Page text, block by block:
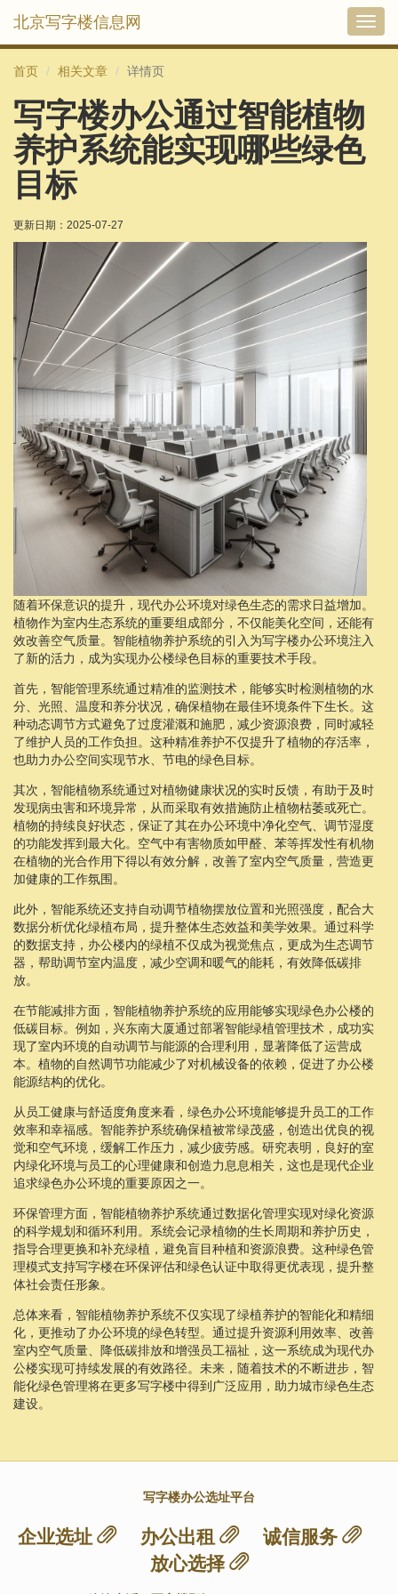
切
北京写字楼信息网
首页 相关文章 详情页
写字楼办公通过智能植物
养护系统能实现哪些绿色
目标
更新日期： 2025-07-27
随着环保意识的提升，现代办公环境对绿色生态的需求日益增加。
植物作为室内生态系统的重要组成部分，不仅能美化空间，还能有
效改善空气质量。智能植物养护系统的引入为写字楼办公环境注入
了新的活力，成为实现办公楼绿色目标的重要技术手段。
首先，智能管理系统通过精准的监测技术，能够实时检测植物的水
分、光照、温度和养分状况，确保植物在最佳环境条件下生长。这
种动态调节方式避免了过度灌溉和施肥，减少资源浪费，同时减轻
了维护人员的工作负担。这种精准养护不仅提升了植物的存活率，
也助力办公空间实现节水、节电的绿色目标。
其次，智能植物系统通过对植物健康状况的实时反馈，有助于及时
发现病虫害和环境异常，从而采取有效措施防止植物枯萎或死亡。
植物的持续良好状态，保证了其在办公环境中净化空气、调节湿度
的功能发挥到最大化。空气中有害物质如甲醛、苯等挥发性有机物
在植物的光合作用下得以有效分解，改善了室内空气质量，营造更
加健康的工作氛围。
此外，智能系统还支持自动调节植物摆放位置和光照强度，配合大
数据分析优化绿植布局，提升整体生态效益和美学效果。通过科学
的数据支持，办公楼内的绿植不仅成为视觉焦点，更成为生态调节
器，帮助调节室内温度，减少空调和暖气的能耗，有效降低碳排
放。
在节能减排方面，智能植物养护系统的应用能够实现绿色办公楼的
低碳目标。例如，兴东南大厦通过部署智能绿植管理技术，成功实
现了室内环境的自动调节与能源的合理利用，显著降低了运营成
本。植物的自然调节功能减少了对机械设备的依赖，促进了办公楼
能源结构的优化。
从员工健康与舒适度角度来看，绿色办公环境能够提升员工的工作
效率和幸福感。智能养护系统确保植被常绿茂盛，创造出优良的视
觉和空气环境，缓解工作压力，减少疲劳感。研究表明，良好的室
内绿化环境与员工的心理健康和创造力息息相关，这也是现代企业
追求绿色办公环境的重要原因之一。
环保管理方面，智能植物养护系统通过数据化管理实现对绿化资源
的科学规划和循环利用。系统会记录植物的生长周期和养护历史，
指导合理更换和补充绿植，避免盲目种植和资源浪费。这种绿色管
理模式支持写字楼在环保评估和绿色认证中取得更优表现，提升整
体社会责任形象。
总体来看，智能植物养护系统不仅实现了绿植养护的智能化和精细
化，更推动了办公环境的绿色转型。通过提升资源利用效率、改善
室内空气质量、降低碳排放和增强员工福祉，这一系统成为现代办
公楼实现可持续发展的有效路径。未来，随着技术的不断进步，智
能化绿色管理将在更多写字楼中得到广泛应用，助力城市绿色生态
建设。
写字楼办公选址平台
企业选址 办公出租
诚信服务
放心选择